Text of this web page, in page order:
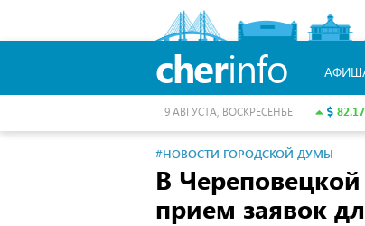
cherinfo
9 АВГУСТА, ВОСКРЕСЕНЬЕ
#НОВОСТИ ГОРОДСКОЙ ДУМЫ
В
прием заявок